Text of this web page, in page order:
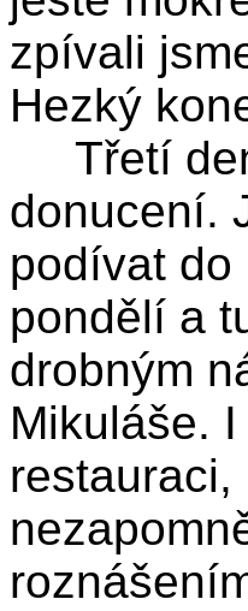
zpívali
Hezký
Třetí den
donucení.
podívat do
pondělí a
drobným
Mikuláše.